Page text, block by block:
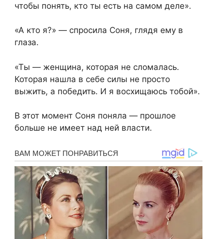
чтобы понять, кто ты есть на самом деле».
«А кто я?» — спросила Соня, глядя ему в
глаза.
«Ты — женщина, которая не сломалась.
Которая нашла в себе силы не просто
выжить, а победить. И я восхищаюсь тобой».
В этот момент Соня поняла — прошлое
больше не имеет над ней власти.